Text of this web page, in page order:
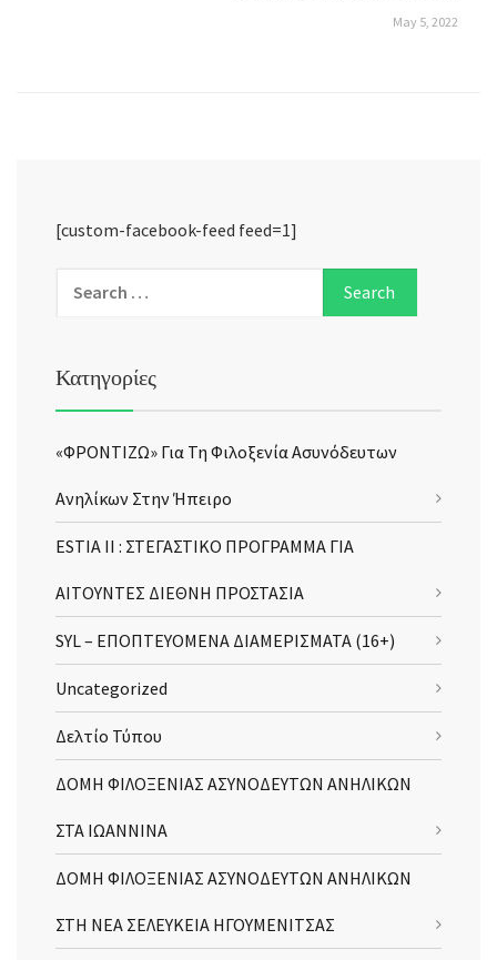
May 5, 2022
[custom-facebook-feed feed=1]
Κατηγορίες
«ΦΡΟΝΤΙΖΩ» Για Τη Φιλοξενία Ασυνόδευτων
Ανηλίκων Στην Ήπειρο
ESTIA II : ΣΤΕΓΑΣΤΙΚΟ ΠΡΟΓΡΑΜΜΑ ΓΙΑ
ΑΙΤΟΥΝΤΕΣ ΔΙΕΘΝΗ ΠΡΟΣΤΑΣΙΑ
SYL – ΕΠΟΠΤΕΥΟΜΕΝΑ ΔΙΑΜΕΡΙΣΜΑΤΑ (16+)
Uncategorized
Δελτίο Τύπου
ΔΟΜΗ ΦΙΛΟΞΕΝΙΑΣ ΑΣΥΝΟΔΕΥΤΩΝ ΑΝΗΛΙΚΩΝ
ΣΤΑ ΙΩΑΝΝΙΝΑ
ΔΟΜΗ ΦΙΛΟΞΕΝΙΑΣ ΑΣΥΝΟΔΕΥΤΩΝ ΑΝΗΛΙΚΩΝ
ΣΤΗ ΝΕΑ ΣΕΛΕΥΚΕΙΑ ΗΓΟΥΜΕΝΙΤΣΑΣ